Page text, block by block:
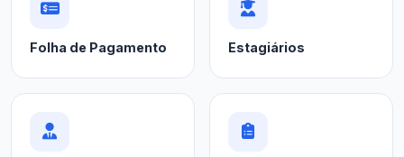
Folha de Pagamento Estagiários